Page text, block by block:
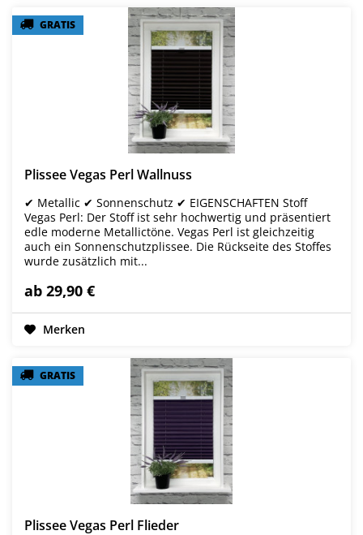
GRATIS
GRATIS
Plissee Vegas Perl Wallnuss
✔ Metallic ✔ Sonnenschutz ✔ EIGENSCHAFTEN Stoff
Vegas Perl: Der Stoff ist sehr hochwertig und präsentiert
edle moderne Metallictöne. Vegas Perl ist gleichzeitig
auch ein Sonnenschutzplissee. Die Rückseite des Stoffes
wurde zusätzlich mit...
ab 29,90 €
Merken
GRATIS
GRATIS
Plissee Vegas Perl Flieder